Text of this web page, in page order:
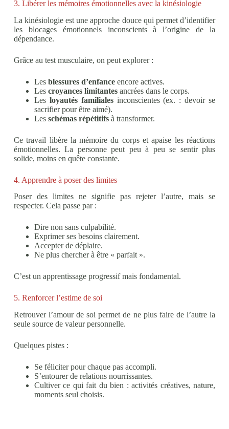
3. Libérer les mémoires émotionnelles avec la kinésiologie
La kinésiologie est une approche douce qui permet d’identifier
les blocages émotionnels inconscients à l’origine de la
dépendance.
Grâce au test musculaire, on peut explorer :
Lesblessures d’enfanceencore actives.
Lescroyances limitantesancrées dans le corps.
Les loyautés familialesinconscientes (ex. : devoir se
sacrifier pour être aimé).
Les schémas répétitifsà transformer.
Ce travail libère la mémoire du corps et apaise les réactions
émotionnelles. La personne peut peu à peu se sentir plus
solide, moins en quête constante.
4. Apprendre à poser des limites
Poser des limites ne signifie pas rejeter l’autre, mais se
respecter. Cela passe par :
Dire non sans culpabilité.
Exprimer ses besoins clairement.
Accepter de déplaire.
Ne plus chercher à être « parfait ».
C’est un apprentissage progressif mais fondamental.
5. Renforcer l’estime de soi
Retrouver l’amour de soi permet de ne plus faire de l’autre la
seule source de valeur personnelle.
Quelques pistes :
Se féliciter pour chaque pas accompli.
S’entourer de relations nourrissantes.
Cultiver ce qui fait du bien : activités créatives, nature,
moments seul choisis.